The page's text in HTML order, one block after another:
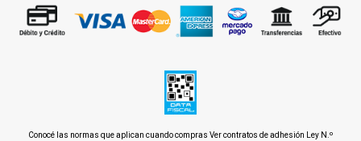
Conocé las normas que aplican cuando compras Ver contratos de adhesión Ley N.º